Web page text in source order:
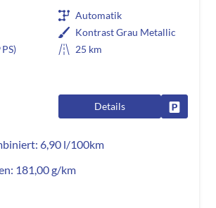
Automatik
Kontrast Grau Metallic
25 km
Details
6,90 l/100km
181,00 g/km